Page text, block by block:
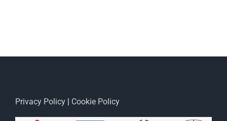
Privacy Policy Cookie Policy